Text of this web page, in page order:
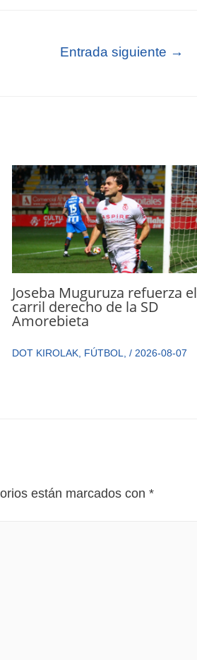
Entrada siguiente →
Joseba Muguruza refuerza el
carril derecho de la SD
Amorebieta
DOT KIROLAK, FÚTBOL, / 2026-08-07
están marcados con *